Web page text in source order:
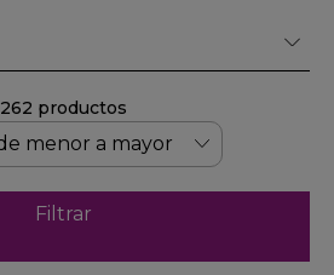
262 productos
Filtrar